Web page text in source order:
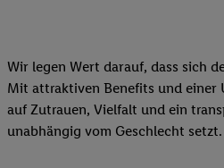
Wir legen Wert darauf, dass sich
Mit attraktiven Benefits und einer
auf Zutrauen, Vielfalt und ein
unabhängig vom Geschlecht setzt.